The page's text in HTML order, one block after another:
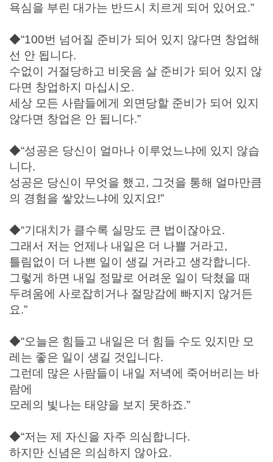
욕심을 부린 대가는 반드시 치르게 되어 있어요.”
◆“100번 넘어질 준비가 되어 있지 않다면 창업해
선 안 됩니다.
수없이 거절당하고 비웃음 살 준비가 되어 있지 않
다면 창업하지 마십시오.
세상 모든 사람들에게 외면당할 준비가 되어 있지
않다면 창업은 안 됩니다.”
◆“성공은 당신이 얼마나 이루었느냐에 있지 않습
니다.
성공은 당신이 무엇을 했고, 그것을 통해 얼마만큼
의 경험을 쌓았느냐에 있지요!”
◆“기대치가 클수록 실망도 큰 법이잖아요.
그래서 저는 언제나 내일은 더 나쁠 거라고,
틀림없이 더 나쁜 일이 생길 거라고 생각합니다.
그렇게 하면 내일 정말로 어려운 일이 닥쳤을 때
두려움에 사로잡히거나 절망감에 빠지지 않거든
요.”
◆“오늘은 힘들고 내일은 더 힘들 수도 있지만 모
레는 좋은 일이 생길 것입니다.
그런데 많은 사람들이 내일 저녁에 죽어버리는 바
람에
모레의 빛나는 태양을 보지 못하죠.”
◆“저는 제 자신을 자주 의심합니다.
하지만 신념은 의심하지 않아요.